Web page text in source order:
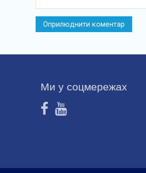
Ми у соцмережах